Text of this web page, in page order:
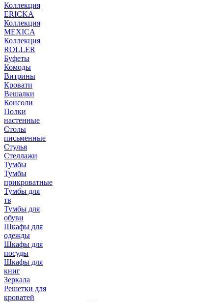
Коллекция
ERICKA
Коллекция
MEXICA
Коллекция
ROLLER
Буфеты
Комоды
Витрины
Кровати
Вешалки
Консоли
Полки
настенные
Столы
письменные
Стулья
Стеллажи
Тумбы
Тумбы
прикроватные
Тумбы для
тв
Тумбы для
обуви
Шкафы для
одежды
Шкафы для
посуды
Шкафы для
книг
Зеркала
Решетки для
кроватей